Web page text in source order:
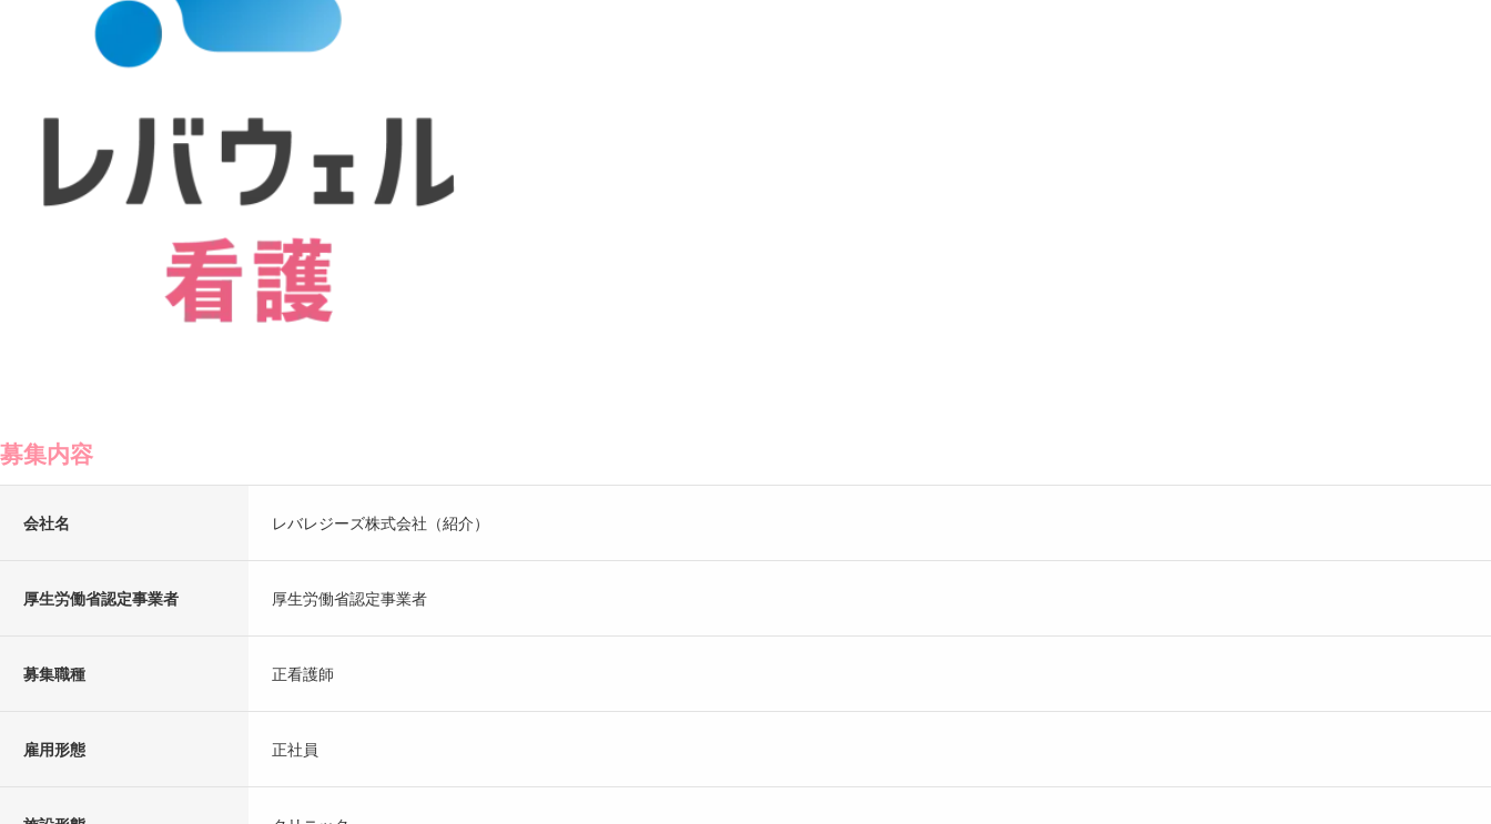
募集内容
会社名 レバレジーズ株式会社（紹介）
厚生労働省認定事業者 厚生労働省認定事業者
募集職種 正看護師
雇用形態 正社員